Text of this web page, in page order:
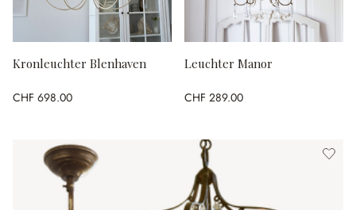
Kronleuchter Blenhaven
CHF 698.00
Leuchter Manor
CHF 289.00